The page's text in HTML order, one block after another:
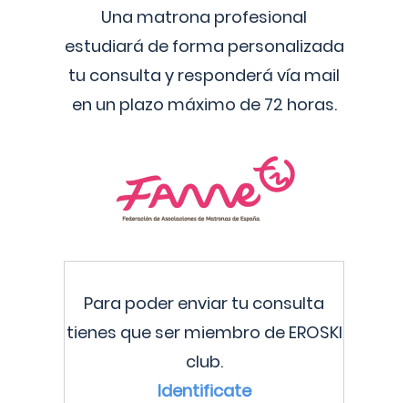
Una matrona profesional
estudiará de forma personalizada
tu consulta y responderá vía mail
en un plazo máximo de 72 horas.
Para poder enviar tu consulta
tienes que ser miembro de EROSKI
club.
Identificate